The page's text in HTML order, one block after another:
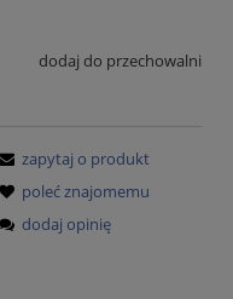
dodaj do przechowalni
zapytaj o produkt
poleć znajomemu
dodaj opinię